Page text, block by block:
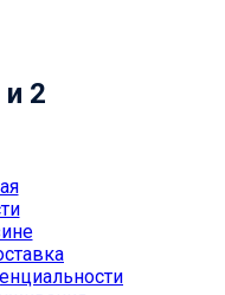
и 2